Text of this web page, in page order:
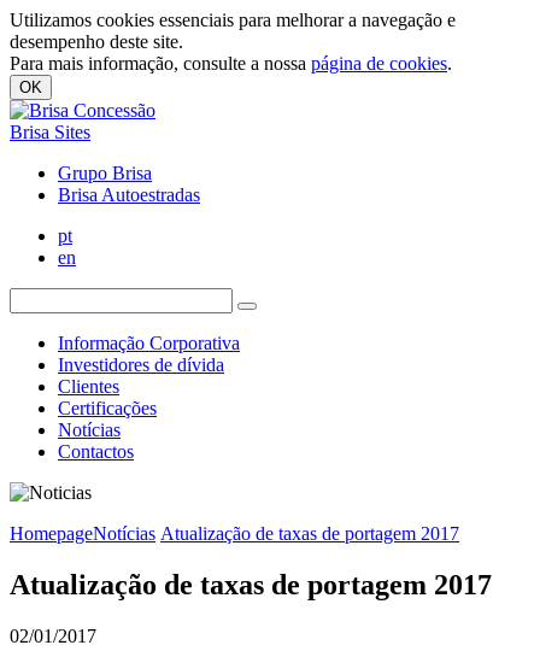
Utilizamos cookies essenciais para melhorar a navegação e
desempenho deste site.
Para mais informação, consulte a nossa página de cookies.
OK
Brisa Sites
Grupo Brisa
Brisa Autoestradas
pt
en
Informação Corporativa
Investidores de dívida
Clientes
Certificações
Notícias
Contactos
HomepageNotícias Atualização de taxas de portagem 2017
Atualização de taxas de portagem 2017
02/01/2017